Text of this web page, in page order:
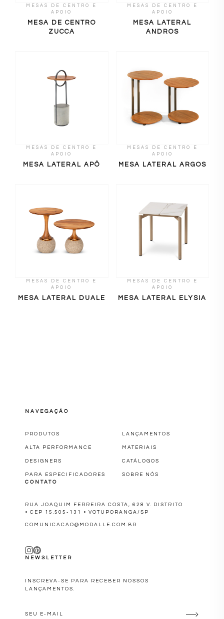
MESAS DE CENTRO E
APOIO
MESA DE CENTRO
ZUCCA
MESAS DE CENTRO E
APOIO
MESA LATERAL
ANDROS
MESAS DE CENTRO E
APOIO
MESA LATERAL APÔ
MESAS DE CENTRO E
APOIO
MESA LATERAL ARGOS
MESAS DE CENTRO E
APOIO
MESA LATERAL DUALE
MESAS DE CENTRO E
APOIO
MESA LATERAL ELYSIA
NAVEGAÇÃO
PRODUTOS LANÇAMENTOS
ALTA PERFORMANCE MATERIAIS
DESIGNERS CATÁLOGOS
PARA ESPECIFICADORES
SOBRE NÓS
CONTATO
RUA JOAQUIM FERREIRA COSTA, 628 V. DISTRITO
• CEP 15.505-131 • VOTUPORANGA/SP
COMUNICACAO@MODALLE.COM.BR
NEWSLETTER
INSCREVA-SE PARA RECEBER NOSSOS
LANÇAMENTOS.